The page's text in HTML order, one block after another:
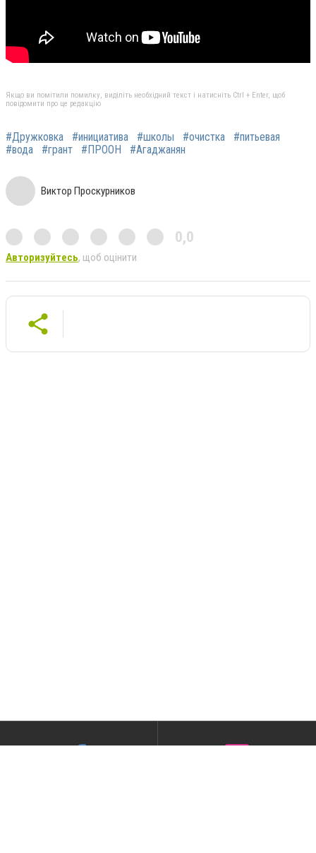
Якщо ви помітили помилку, виділіть необхідний текст і натисніть Ctrl + Enter, щоб
повідомити про це редакцію
#Дружковка #инициатива #школы #очистка
#питьевая
#вода
#грант #ПРООН #Агаджанян
Виктор Проскурников
0,0
Авторизуйтесь, щоб оцінити